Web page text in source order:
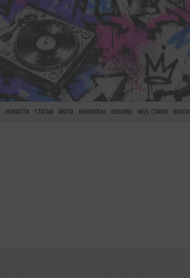
НОВОСТИ СТАТЬИ ФОТО КОНКУРСЫ ОБЗОРЫ МУЗ. СТИЛИ БЛОГИ